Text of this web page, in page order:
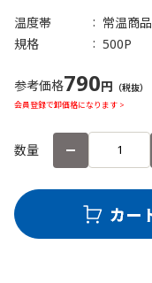
温度帯
常温商品
規格
500P
参考価格790円 （税抜）
会員登録で卸価格になります >
数量